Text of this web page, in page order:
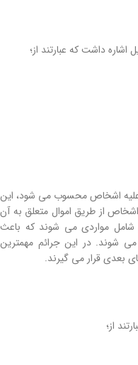
داشت که عبارتند از؛
علیه اشخاص محسوب می شود، این
از طریق اموال متعلق به آن
شامل مواردی می­ شوند که باعث
شوند. در این جرائم مهمترین
بعدی قرار می­ گیرند.
از؛